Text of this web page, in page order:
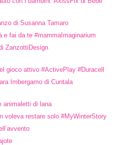
di Susanna Tamaro
e fai da te #mammaImaginarium
ZanzottiDesign
gioco attivo #ActivePlay #Duracell
Imbergamo di Cuntala
animaletti di lana
voleva restare solo #MyWinterStory